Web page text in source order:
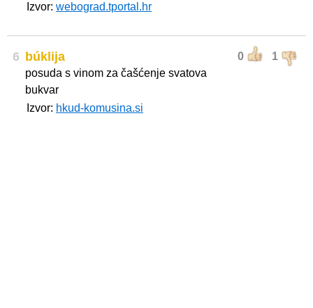
Izvor: webograd.tportal.hr
6 0 1
búklija
posuda s vinom za čašćenje svatova
bukvar
Izvor: hkud-komusina.si